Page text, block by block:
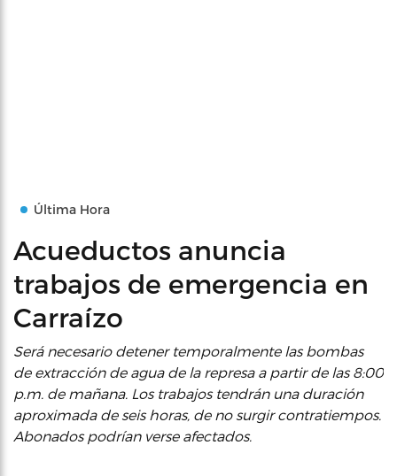
Última Hora
Acueductos anuncia
trabajos de emergencia en
Carraízo
Será necesario detener temporalmente las bombas
de extracción de agua de la represa a partir de las 8:00
p.m. de mañana. Los trabajos tendrán una duración
aproximada de seis horas, de no surgir contratiempos.
Abonados podrían verse afectados.